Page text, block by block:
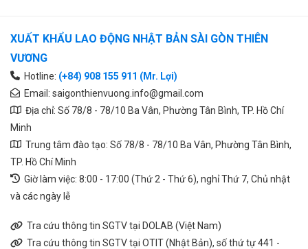
Tây Ninh
XUẤT KHẨU LAO ĐỘNG NHẬT BẢN SÀI GÒN THIÊN
VƯƠNG
Hotline: (+84) 908 155 911 (Mr. Lợi)
Email: saigonthienvuong.info@gmail.com
Địa chỉ: Số 78/8 - 78/10 Ba Vân, Phường Tân Bình, TP. Hồ Chí
Minh
Trung tâm đào tạo: Số 78/8 - 78/10 Ba Vân, Phường Tân Bình,
TP. Hồ Chí Minh
Giờ làm việc: 8:00 - 17:00 (Thứ 2 - Thứ 6), nghỉ Thứ 7, Chủ nhật
và các ngày lễ
Tra cứu thông tin SGTV tại DOLAB (Việt Nam)
Tra cứu thông tin SGTV tại OTIT (Nhật Bản), số thứ tự 441 -